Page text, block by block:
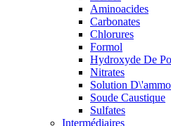
Aminoacides
Carbonates
Chlorures
Formol
Hydroxyde De
Nitrates
Solution
Soude Caustique
Sulfates
Intermédiaires